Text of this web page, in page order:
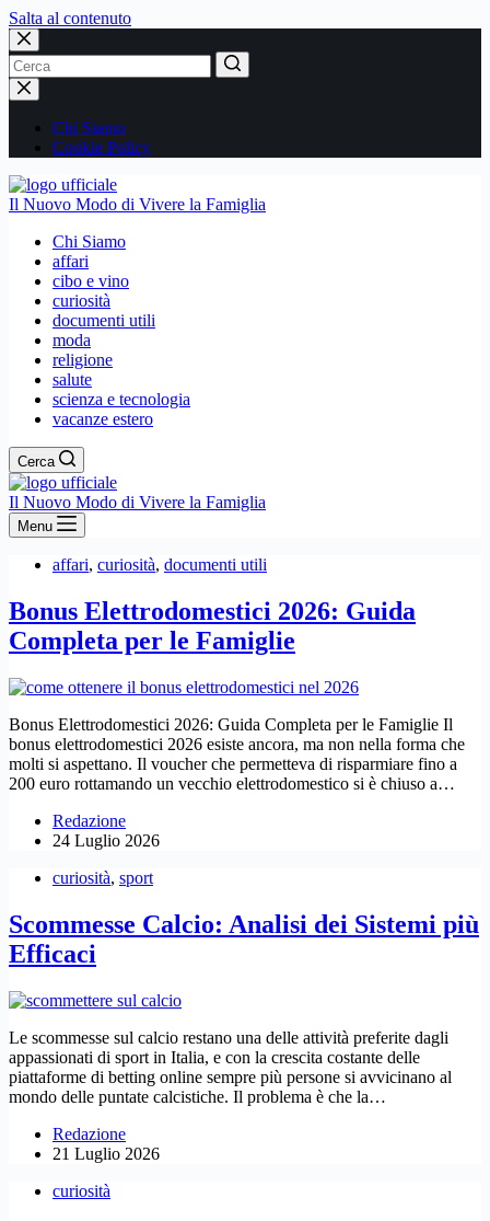
Salta al contenuto
Nessun
risultato
Chi Siamo
Cookie Policy
Il Nuovo Modo di Vivere la Famiglia
Chi Siamo
affari
cibo e vino
curiosità
documenti utili
moda
religione
salute
scienza e tecnologia
vacanze estero
Cerca
Il Nuovo Modo di Vivere la Famiglia
Menu
affari, curiosità, documenti utili
Bonus Elettrodomestici 2026: Guida
Completa per le Famiglie
Bonus Elettrodomestici 2026: Guida Completa per le Famiglie Il
bonus elettrodomestici 2026 esiste ancora, ma non nella forma che
molti si aspettano. Il voucher che permetteva di risparmiare fino a
200 euro rottamando un vecchio elettrodomestico si è chiuso a…
Redazione
24 Luglio 2026
curiosità, sport
Scommesse Calcio: Analisi dei Sistemi più
Efficaci
Le scommesse sul calcio restano una delle attività preferite dagli
appassionati di sport in Italia, e con la crescita costante delle
piattaforme di betting online sempre più persone si avvicinano al
mondo delle puntate calcistiche. Il problema è che la…
Redazione
21 Luglio 2026
curiosità